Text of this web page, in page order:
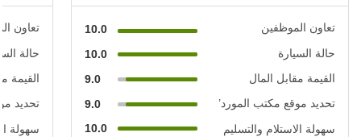
تعاون الموظفين
10.0
حالة السيارة
10.0
القيمة مقابل المال
9.0
تحديد موقع مكتب المورد’
9.0
سهولة الاستلام والتسليم
10.0
تعاون
حالة
القيمة
تحديد
سهولة